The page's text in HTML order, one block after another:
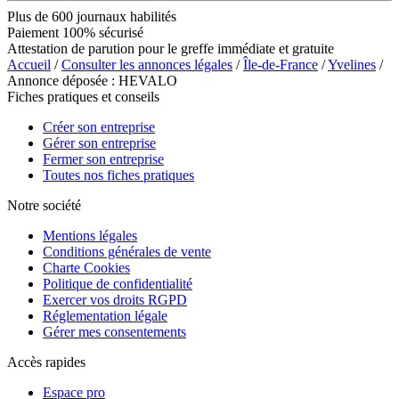
Plus de 600 journaux habilités
Paiement 100% sécurisé
Attestation de parution pour le greffe immédiate et gratuite
Accueil /Consulter les annonces légales /Île-de-France /Yvelines /
Annonce déposée : HEVALO
Fiches pratiques et conseils
Créer son entreprise
Gérer son entreprise
Fermer son entreprise
Toutes nos fiches pratiques
Notre société
Mentions légales
Conditions générales de vente
Charte Cookies
Politique de confidentialité
Exercer vos droits RGPD
Réglementation légale
Gérer mes consentements
Accès rapides
Espace pro